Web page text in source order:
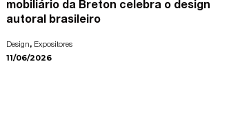
mobiliário da Breton celebra o design
autoral brasileiro
Design, Expositores
11/06/2026